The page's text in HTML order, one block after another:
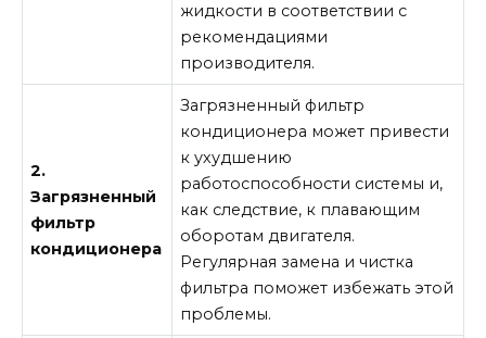
жидкости в соответствии с
рекомендациями
производителя.
2.
Загрязненный
фильтр
кондиционера
Загрязненный фильтр
кондиционера может привести
к ухудшению
работоспособности системы и,
как следствие, к плавающим
оборотам двигателя.
Регулярная замена и чистка
фильтра поможет избежать этой
проблемы.